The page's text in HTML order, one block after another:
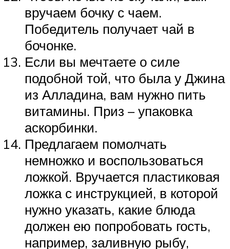
вручаем бочку с чаем.
Победитель получает чай в
бочонке.
Если вы мечтаете о силе
подобной той, что была у Джина
из Алладина, вам нужно пить
витамины. Приз – упаковка
аскорбинки.
Предлагаем помолчать
немножко и воспользоваться
ложкой. Вручается пластиковая
ложка с инструкцией, в которой
нужно указать, какие блюда
должен ею попробовать гость,
например, заливную рыбу,